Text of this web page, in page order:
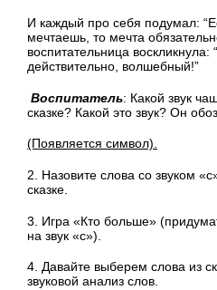
И каждый про себя подумал:
мечтаешь, то мечта
воспитательница воскликнула:
действительно, волшебный!”
Воспитатель: Какой звук
сказке? Какой это звук? Он
(Появляется символ).
2. Назовите слова со звуком
сказке.
3. Игра «Кто больше»
на звук «с»).
4. Давайте выберем слова из
звуковой анализ слов.